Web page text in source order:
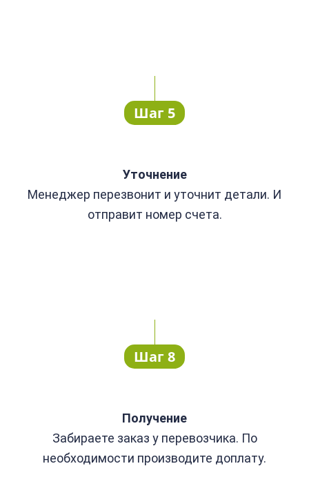
Шаг 5
Уточнение
Менеджер перезвонит и уточнит детали. И
отправит номер счета.
Шаг 8
Получение
Забираете заказ у перевозчика. По
необходимости производите доплату.